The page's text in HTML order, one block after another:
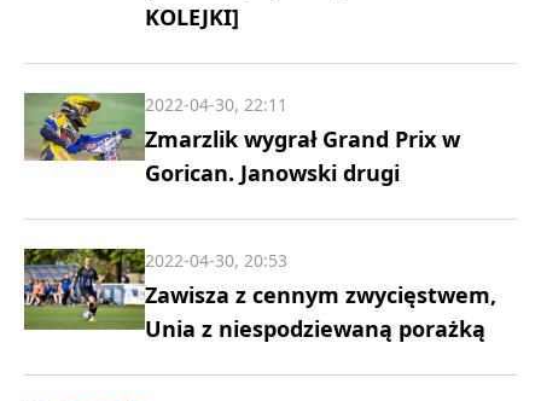
KOLEJKI]
Zmarzlik wygrał Grand Prix w
Gorican. Janowski drugi
2022-04-30, 22:11
Zawisza z cennym zwycięstwem,
Unia z niespodziewaną porażką
2022-04-30, 20:53